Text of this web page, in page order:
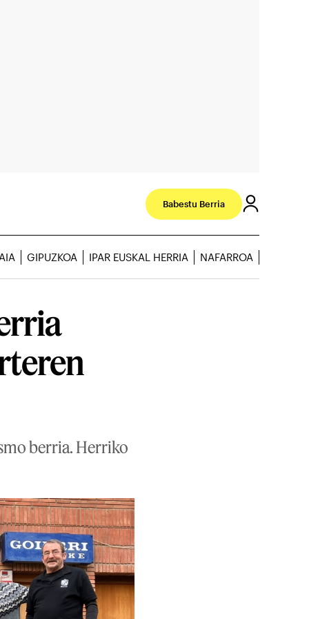
Babestu Berria
GIPUZKOA IPAR EUSKAL HERRIA NAFARROA
berria. Herriko